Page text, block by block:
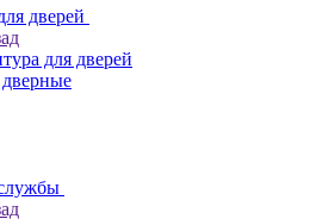
дверей
для дверей